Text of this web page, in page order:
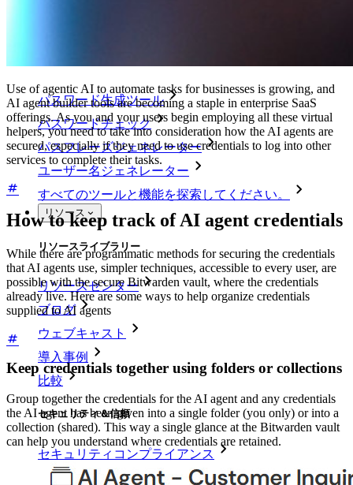
パスワード生成ツール
パスワードチェック
パスフレーズジェネレーター
ユーザー名ジェネレーター
すべてのツールと機能を探索してください。
リソース
リソースライブラリー
リソースセンター
ブログ
ウェブキャスト
導入事例
比較
セキュリティ＆信頼
セキュリティコンプライアンス
オープンソースであること
Use of agentic AI to automate tasks for businesses is growing, and
AI agent builder tools are becoming a staple in enterprise SaaS
offerings. As you and your users begin employing all these virtual
helpers, you need to take into consideration how the AI agents are
secured, especially if they need to use credentials to log into other
services to complete their tasks.
How to keep track of AI agent credentials
While there are programmatic methods for securing the credentials
that AI agents use, simpler techniques, accessible to every user, are
possible with the secure Bitwarden vault, where the credentials
already live. Here are some ways to help organize credentials
supplied to AI agents
Keep credentials together using folders or collections
Group together the credentials for the AI agent and any credentials
the AI agent has been given into a single folder (you only) or into a
collection (shared). This way a single glance at the Bitwarden vault
can help you understand where credentials are retained.